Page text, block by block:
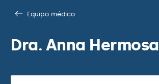
Equipo médico
Dra. Anna Hermosa